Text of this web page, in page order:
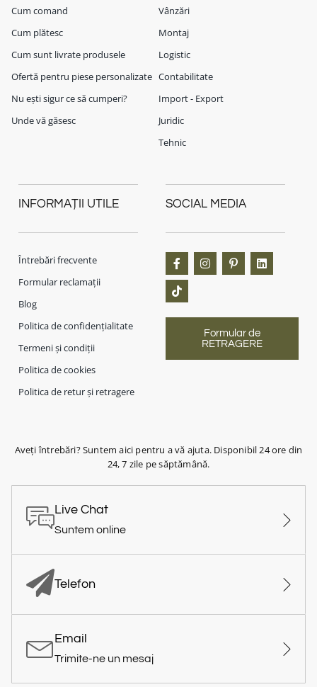
Cum comand
Cum plătesc
Cum sunt livrate produsele
Ofertă pentru piese personalizate
Nu ești sigur ce să cumperi?
Unde vă găsesc
Vânzări
Montaj
Logistic
Contabilitate
Import - Export
Juridic
Tehnic
INFORMAȚII UTILE
Întrebări frecvente
Formular reclamații
Blog
Politica de confidențialitate
Termeni și condiții
Politica de cookies
Politica de retur și retragere
SOCIAL MEDIA
Formular de
RETRAGERE
Aveți întrebări? Suntem aici pentru a vă ajuta. Disponibil 24 ore din
24, 7 zile pe săptămână.
Live Chat
Suntem online
Telefon
Email
Trimite-ne un mesaj